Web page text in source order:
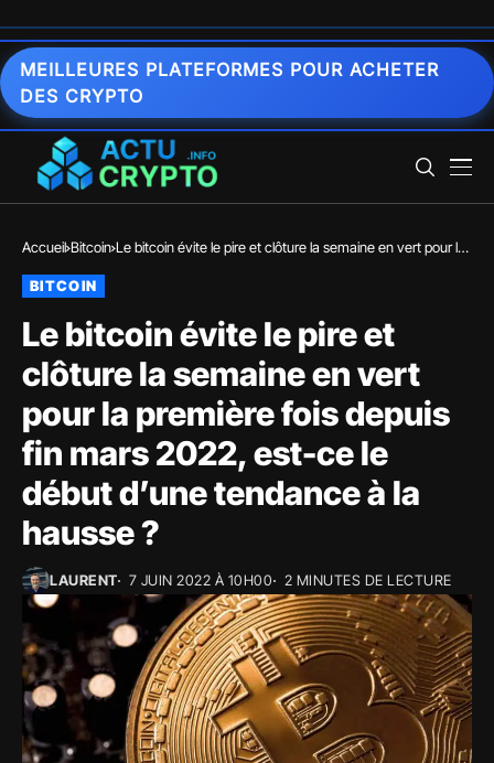
MEILLEURES PLATEFORMES POUR ACHETER
DES CRYPTO
Accueil Bitcoin Le bitcoin évite le pire et clôture la semaine en vert pour la
BITCOIN
Le bitcoin évite le pire et
clôture la semaine en vert
pour la première fois depuis
fin mars 2022, est-ce le
début d’une tendance à la
hausse ?
LAURENT 7 JUIN 2022 À 10H00 2 MINUTES DE LECTURE